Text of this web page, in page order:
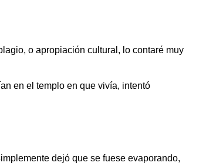
o apropiación cultural, lo contaré muy
en el templo en que vivía, intentó
dejó que se fuese evaporando,